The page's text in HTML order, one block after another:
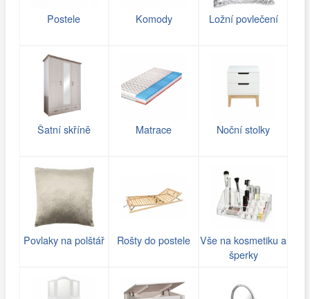
Postele Komody Ložní povlečení
Šatní skříně Matrace Noční stolky
Povlaky na polštář Rošty do postele
Vše na kosmetiku a
šperky